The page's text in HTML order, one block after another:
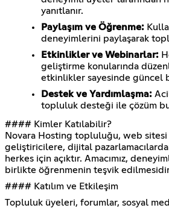
yanıtlanır.
Paylaşım ve Öğrenme:
deneyimlerini paylaşarak
Etkinlikler ve Webinarlar:
geliştirme konularında
etkinlikler sayesinde güncel
Destek ve Yardımlaşma:
topluluk desteği ile çözüm
#### Kimler Katılabilir?
Novara Hosting topluluğu, web sitesi
geliştiricilere, dijital
herkes için açıktır. Amacımız,
birlikte öğrenmenin teşvik
#### Katılım ve Etkileşim
Topluluk üyeleri, forumlar, sosyal